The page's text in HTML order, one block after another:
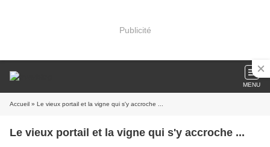
Publicité
MENU
Accueil » Le vieux portail et la vigne qui s'y accroche ...
Le vieux portail et la vigne qui s'y accroche ...